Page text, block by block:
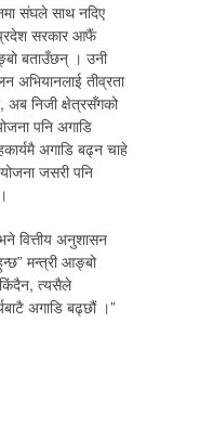
संघले साथ नदिए
प्रदेश सरकार आफैं
बताउँछन् । उनी
अभियानलाई तीव्रता
अब निजी क्षेत्रसँगको
पनि अगाडि
अगाडि बढ्न चाहे
जसरी पनि
वित्तीय अनुशासन
मन्त्री आङ्बो
त्यसैले
अगाडि बढ्छौं ।”